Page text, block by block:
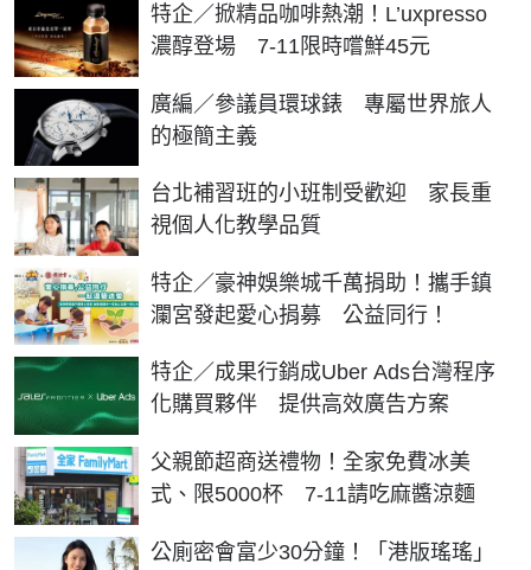
特企／掀精品咖啡熱潮！L’uxpresso
濃醇登場 7-11限時嚐鮮45元
廣編／參議員環球錶 專屬世界旅人
的極簡主義
台北補習班的小班制受歡迎 家長重
視個人化教學品質
特企／豪神娛樂城千萬捐助！攜手鎮
瀾宮發起愛心捐募 公益同行！
特企／成果行銷成Uber Ads台灣程序
化購買夥伴 提供高效廣告方案
父親節超商送禮物！全家免費冰美
式、限5000杯 7-11請吃麻醬涼麵
公廁密會富少30分鐘！「港版瑤瑤」